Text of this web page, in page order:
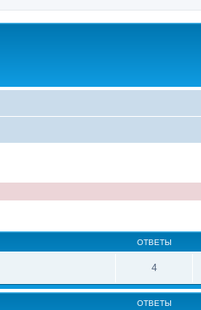
ОТВЕТЫ
4
ОТВЕТЫ